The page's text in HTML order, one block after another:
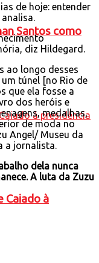
Santos como
Caiado à
de hoje: entender
diz Hildegard.
ao longo desses
túnel [no Rio de
que ela fosse a
dos heróis e
medalhas,
de moda no
Angel/ Museu da
a jornalista.
dela nunca
A luta da Zuzu